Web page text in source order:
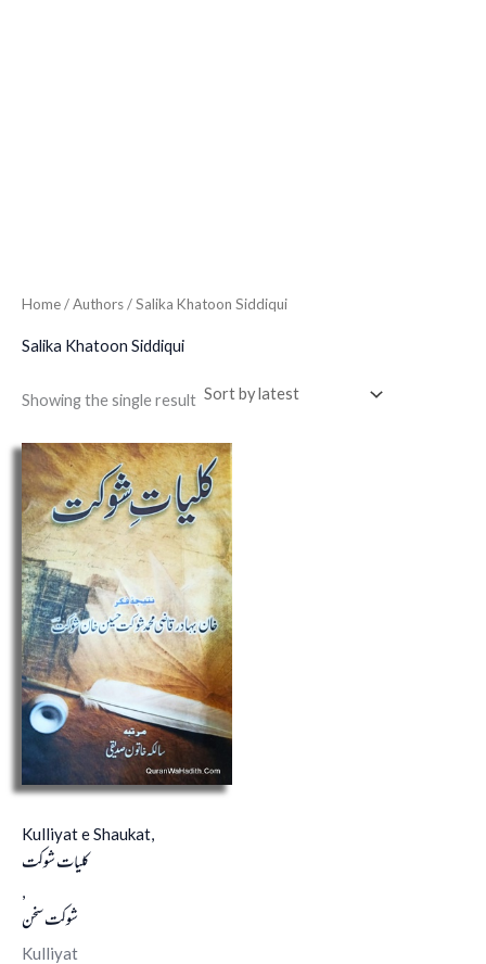
Home/ Authors / Salika Khatoon Siddiqui
Salika Khatoon Siddiqui
Showing the single result
Kulliyat e Shaukat,
کلیات شوکت
,
شوکت سخن
Kulliyat